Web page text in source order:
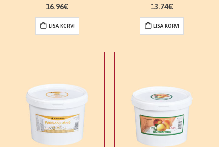
16.96€
LISA KORVI
13.74€
LISA KORVI